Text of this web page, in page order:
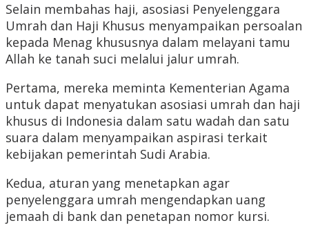
Selain membahas haji, asosiasi Penyelenggara
Umrah dan Haji Khusus menyampaikan persoalan
kepada Menag khususnya dalam melayani tamu
Allah ke tanah suci melalui jalur umrah.
Pertama, mereka meminta Kementerian Agama
untuk dapat menyatukan asosiasi umrah dan haji
khusus di Indonesia dalam satu wadah dan satu
suara dalam menyampaikan aspirasi terkait
kebijakan pemerintah Sudi Arabia.
Kedua, aturan yang menetapkan agar
penyelenggara umrah mengendapkan uang
jemaah di bank dan penetapan nomor kursi.